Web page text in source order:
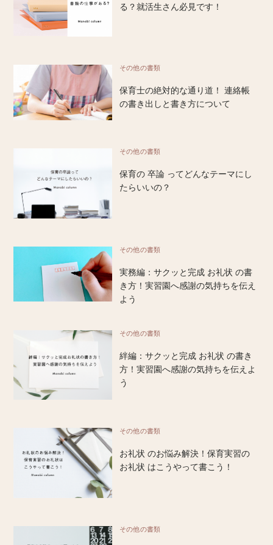
る？就活生さん必見です！
その他の書類
保育士の絶対的な通り道！ 連絡帳
の書き出しと書き方について
その他の書類
保育の 卒論 ってどんなテーマにし
たらいいの？
その他の書類
実務編：サクッと完成 お礼状 の書
き方！実習園へ感謝の気持ちを伝え
よう
その他の書類
絆編：サクッと完成 お礼状 の書き
方！実習園へ感謝の気持ちを伝えよ
う
その他の書類
お礼状 のお悩み解決！保育実習の
お礼状 はこうやって書こう！
その他の書類